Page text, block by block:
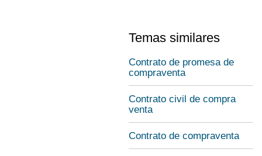
Temas similares
Contrato de promesa de
compraventa
Contrato civil de compra
venta
Contrato de compraventa